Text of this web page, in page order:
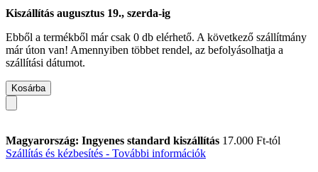
Kiszállítás augusztus 19., szerda-ig
Ebből a termékből már csak 0 db elérhető. A következő szállítmány
már úton van! Amennyiben többet rendel, az befolyásolhatja a
szállítási dátumot.
Kosárba
Magyarország: Ingyenes standard kiszállítás 17.000 Ft-tól
Szállítás és kézbesítés - További információk